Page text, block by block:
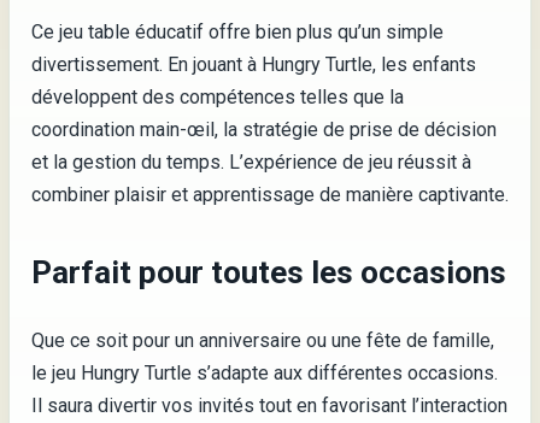
Ce jeu table éducatif offre bien plus qu’un simple
divertissement. En jouant à Hungry Turtle, les enfants
développent des compétences telles que la
coordination main-œil, la stratégie de prise de décision
et la gestion du temps. L’expérience de jeu réussit à
combiner plaisir et apprentissage de manière captivante.
Parfait pour toutes les occasions
Que ce soit pour un anniversaire ou une fête de famille,
le jeu Hungry Turtle s’adapte aux différentes occasions.
Il saura divertir vos invités tout en favorisant l’interaction